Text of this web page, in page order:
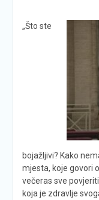
„Što ste
bojažljivi? Kako
mjesta, koje govori
večeras sve
koja je zdravlje